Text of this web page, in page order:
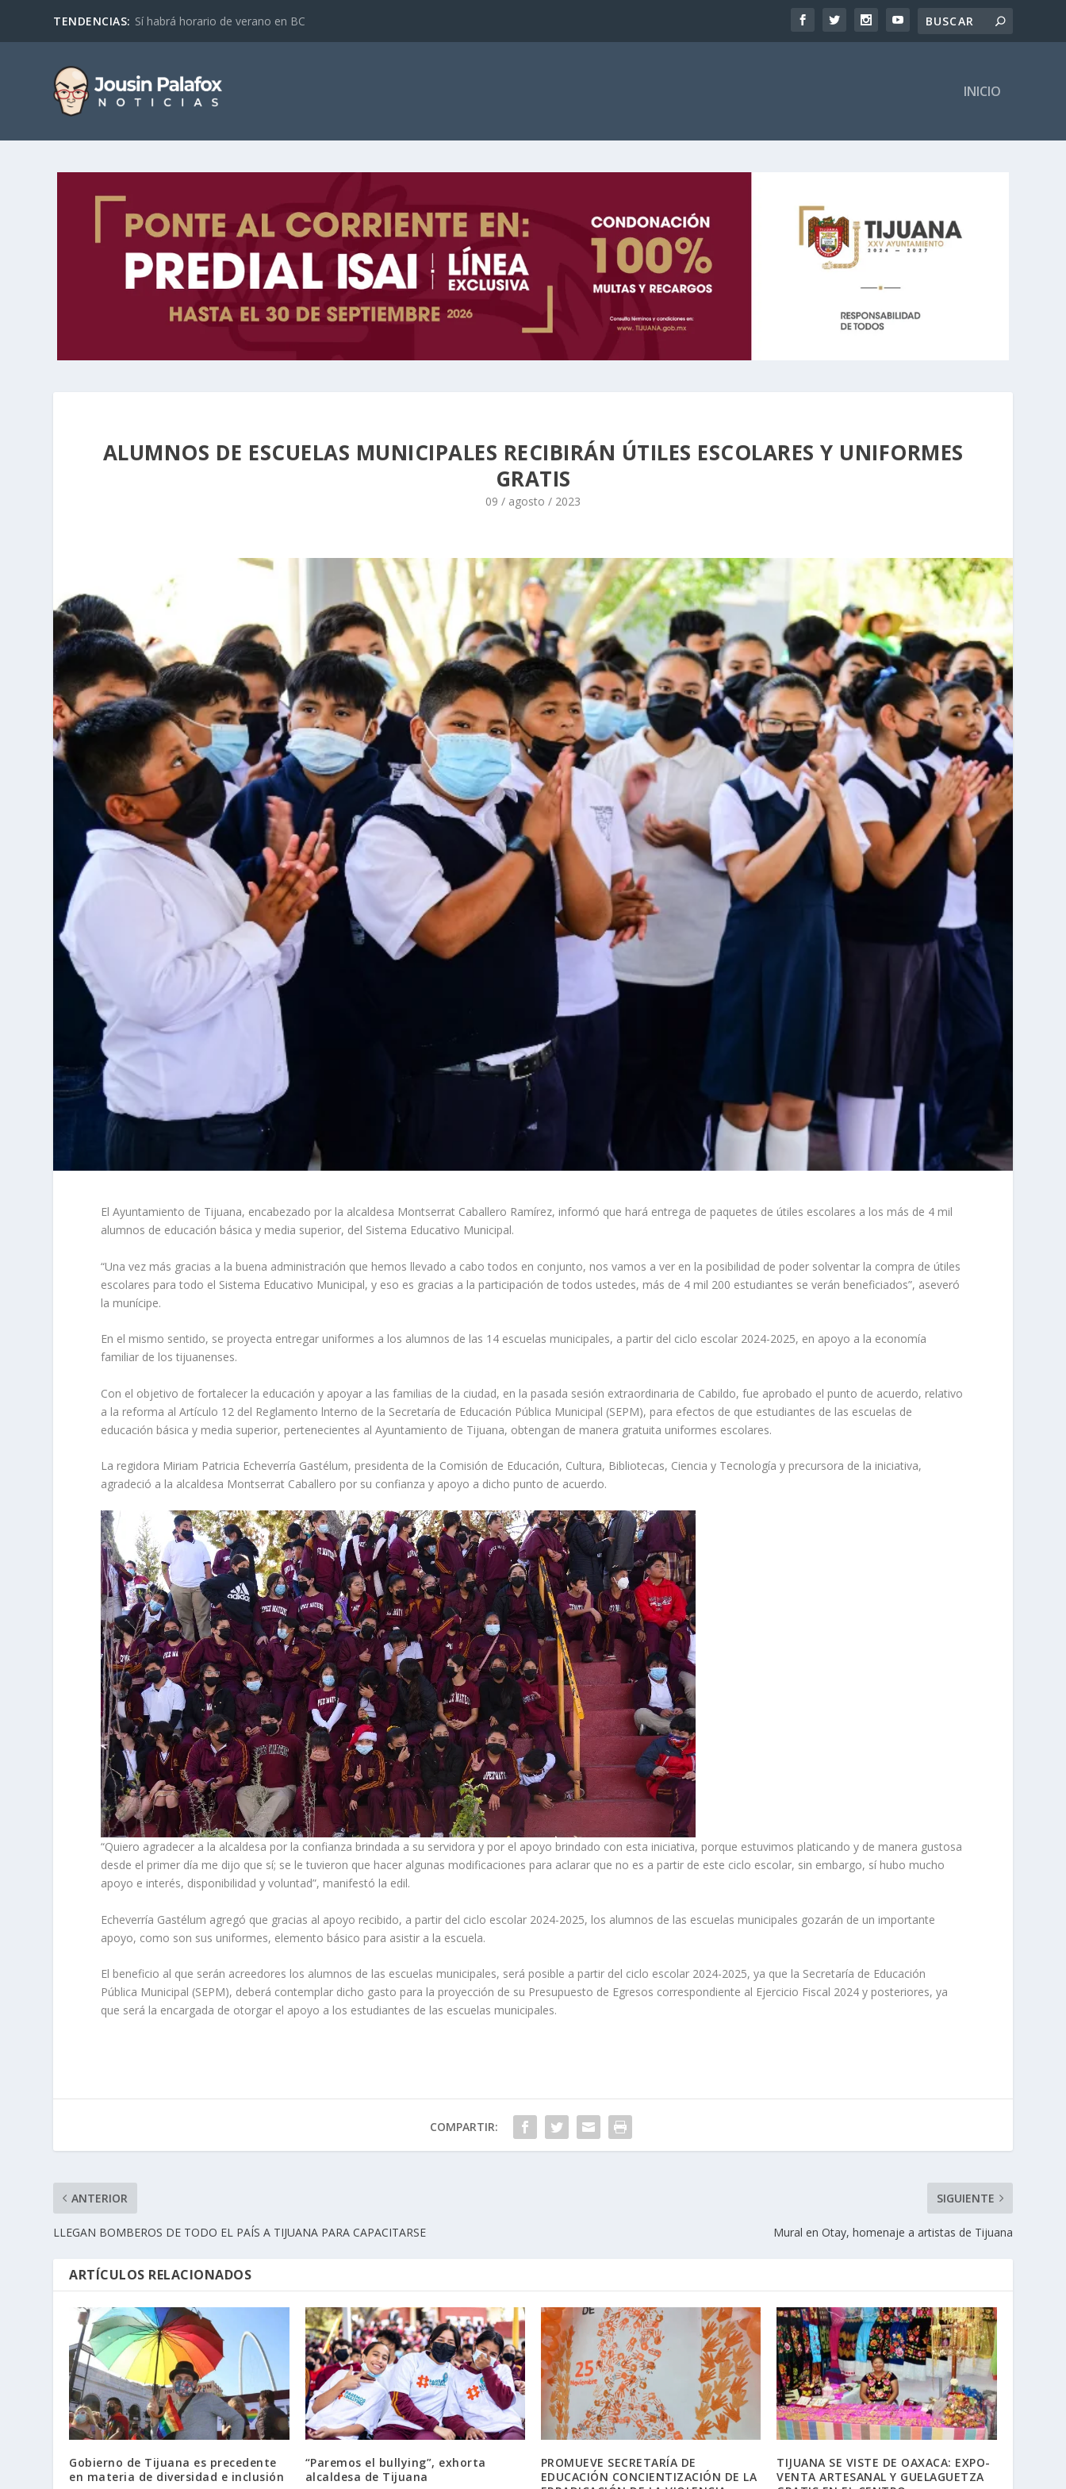
TENDENCIAS: Sí habrá horario de verano en BC
INICIO
ALUMNOS DE ESCUELAS MUNICIPALES RECIBIRÁN ÚTILES ESCOLARES Y UNIFORMES
GRATIS
09 / agosto / 2023
El Ayuntamiento de Tijuana, encabezado por la alcaldesa Montserrat Caballero Ramírez, informó que hará entrega de paquetes de útiles escolares a los más de 4 mil
alumnos de educación básica y media superior, del Sistema Educativo Municipal.
“Una vez más gracias a la buena administración que hemos llevado a cabo todos en conjunto, nos vamos a ver en la posibilidad de poder solventar la compra de útiles
escolares para todo el Sistema Educativo Municipal, y eso es gracias a la participación de todos ustedes, más de 4 mil 200 estudiantes se verán beneficiados”, aseveró
la munícipe.
En el mismo sentido, se proyecta entregar uniformes a los alumnos de las 14 escuelas municipales, a partir del ciclo escolar 2024-2025, en apoyo a la economía
familiar de los tijuanenses.
Con el objetivo de fortalecer la educación y apoyar a las familias de la ciudad, en la pasada sesión extraordinaria de Cabildo, fue aprobado el punto de acuerdo, relativo
a la reforma al Artículo 12 del Reglamento lnterno de la Secretaría de Educación Pública Municipal (SEPM), para efectos de que estudiantes de las escuelas de
educación básica y media superior, pertenecientes al Ayuntamiento de Tijuana, obtengan de manera gratuita uniformes escolares.
La regidora Miriam Patricia Echeverría Gastélum, presidenta de la Comisión de Educación, Cultura, Bibliotecas, Ciencia y Tecnología y precursora de la iniciativa,
agradeció a la alcaldesa Montserrat Caballero por su confianza y apoyo a dicho punto de acuerdo.
“Quiero agradecer a la alcaldesa por la confianza brindada a su servidora y por el apoyo brindado con esta iniciativa, porque estuvimos platicando y de manera gustosa
desde el primer día me dijo que sí; se le tuvieron que hacer algunas modificaciones para aclarar que no es a partir de este ciclo escolar, sin embargo, sí hubo mucho
apoyo e interés, disponibilidad y voluntad”, manifestó la edil.
Echeverría Gastélum agregó que gracias al apoyo recibido, a partir del ciclo escolar 2024-2025, los alumnos de las escuelas municipales gozarán de un importante
apoyo, como son sus uniformes, elemento básico para asistir a la escuela.
El beneficio al que serán acreedores los alumnos de las escuelas municipales, será posible a partir del ciclo escolar 2024-2025, ya que la Secretaría de Educación
Pública Municipal (SEPM), deberá contemplar dicho gasto para la proyección de su Presupuesto de Egresos correspondiente al Ejercicio Fiscal 2024 y posteriores, ya
que será la encargada de otorgar el apoyo a los estudiantes de las escuelas municipales.
COMPARTIR:
ANTERIOR
LLEGAN BOMBEROS DE TODO EL PAÍS A TIJUANA PARA CAPACITARSE
SIGUIENTE
Mural en Otay, homenaje a artistas de Tijuana
ARTÍCULOS RELACIONADOS
Gobierno de Tijuana es precedente
en materia de diversidad e inclusión
“Paremos el bullying”, exhorta
alcaldesa de Tijuana
PROMUEVE SECRETARÍA DE
EDUCACIÓN CONCIENTIZACIÓN DE LA
TIJUANA SE VISTE DE OAXACA: EXPO-
VENTA ARTESANAL Y GUELAGUETZA